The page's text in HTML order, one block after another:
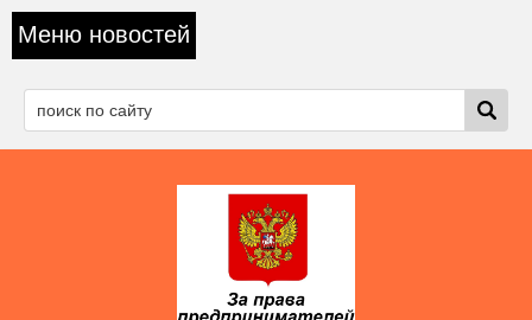
Меню новостей